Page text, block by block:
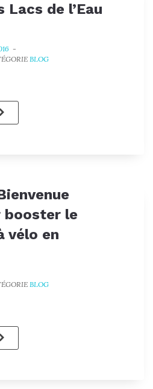
Lacs de l’Eau
-
BLOG
booster le
vélo en
BLOG